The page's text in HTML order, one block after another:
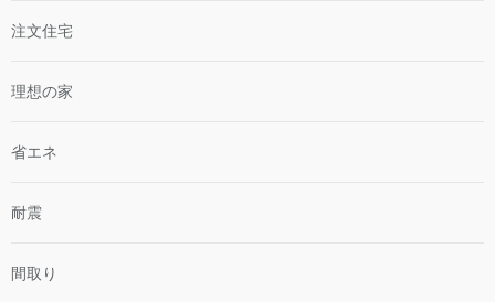
注文住宅
理想の家
省エネ
耐震
間取り